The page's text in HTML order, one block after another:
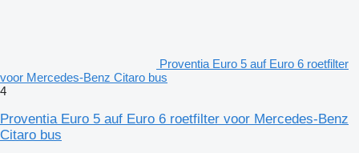
Proventia Euro 5 auf Euro 6 roetfilter
voor Mercedes-Benz Citaro bus
4
Proventia Euro 5 auf Euro 6 roetfilter voor Mercedes-Benz
Citaro bus